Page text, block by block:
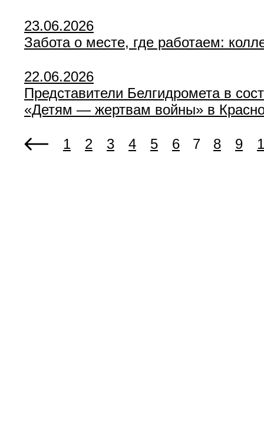
23.06.2026
Забота о месте, где работаем:
22.06.2026
Представители Белгидромета в
«Детям — жертвам войны» в
1 2 3 4 5 6 7 8 9